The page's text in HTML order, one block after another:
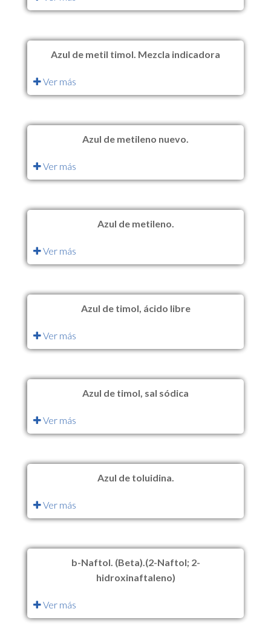
Azul de metil timol. Mezcla indicadora
Ver más
Azul de metileno nuevo.
Ver más
Azul de metileno.
Ver más
Azul de timol, ácido libre
Ver más
Azul de timol, sal sódica
Ver más
Azul de toluidina.
Ver más
b-Naftol. (Beta).(2-Naftol; 2-
hidroxinaftaleno)
Ver más